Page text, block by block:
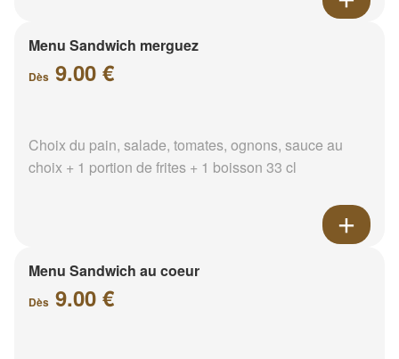
Menu Sandwich merguez
Dès 9.00 €
Choix du pain, salade, tomates, ognons, sauce au
choix + 1 portion de frites + 1 boisson 33 cl
Menu Sandwich au coeur
Dès 9.00 €